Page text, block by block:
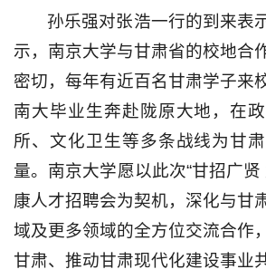
孙乐强对张浩一行的到来表
示，南京大学与甘肃省的校地合
密切，每年有近百名甘肃学子来
南大毕业生奔赴陇原大地，在
所、文化卫生等多条战线为甘
量。南京大学愿以此次“甘招广贤
康人才招聘会为契机，深化与甘
域及更多领域的全方位交流合作
甘肃、推动甘肃现代化建设事业